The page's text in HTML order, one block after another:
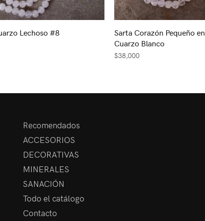
Lechoso #8
Sarta Corazón Pequeño en
Cuarzo Blanco
$38,000
Recomendados
ACCESORIOS
DECORATIVAS
MINERALES
SANACIÓN
Todo el catálogo
Contacto